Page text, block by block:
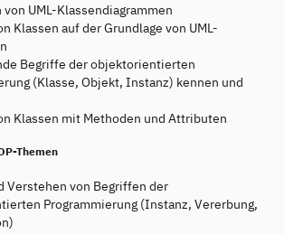
von UML-Klassendiagrammen
Klassen auf der Grundlage von UML-
Begriffe der objektorientierten
(Klasse, Objekt, Instanz) kennen und
Klassen mit Methoden und Attributen
Themen
Verstehen von Begriffen der
Programmierung (Instanz, Vererbung,